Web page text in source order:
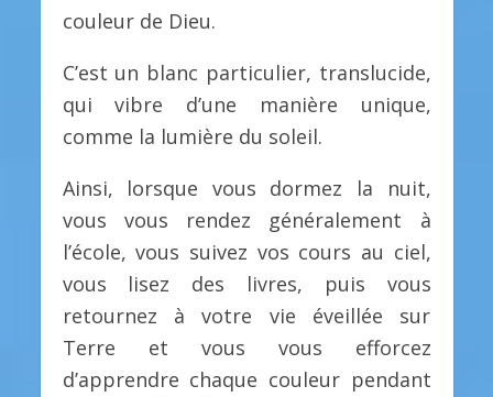
couleur de Dieu.
C’est un blanc particulier, translucide,
qui vibre d’une manière unique,
comme la lumière du soleil.
Ainsi, lorsque vous dormez la nuit,
vous vous rendez généralement à
l’école, vous suivez vos cours au ciel,
vous lisez des livres, puis vous
retournez à votre vie éveillée sur
Terre et vous vous efforcez
d’apprendre chaque couleur pendant